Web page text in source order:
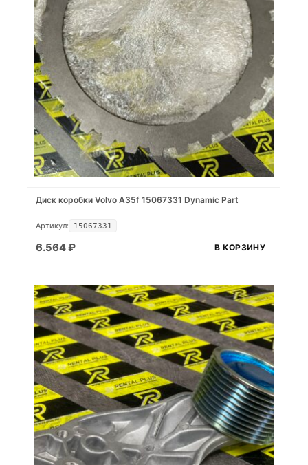
Диск коробки Volvo A35f 15067331 Dynamic Part
Артикул: 15067331
6.564₽ В КОРЗИНУ